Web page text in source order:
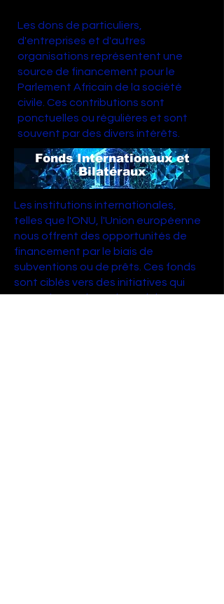
Les dons de particuliers,
d'entreprises et d'autres
organisations représentent une
source de financement pour le
Parlement Africain de la société
civile. Ces contributions sont
ponctuelles ou régulières et sont
souvent par des divers intérêts.
Fonds Internationaux et
Bilatéraux
Les institutions internationales,
telles que l'ONU, l'Union européenne
nous offrent des opportunités de
financement par le biais de
subventions ou de prêts. Ces fonds
sont ciblés vers des initiatives qui
répondent à des enjeux globaux